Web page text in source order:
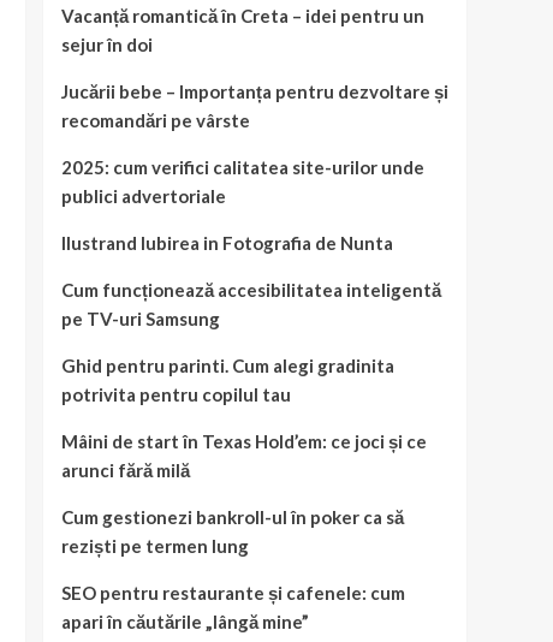
Vacanță romantică în Creta – idei pentru un
sejur în doi
Jucării bebe – Importanța pentru dezvoltare și
recomandări pe vârste
2025: cum verifici calitatea site-urilor unde
publici advertoriale
Ilustrand Iubirea in Fotografia de Nunta
Cum funcționează accesibilitatea inteligentă
pe TV-uri Samsung
Ghid pentru parinti. Cum alegi gradinita
potrivita pentru copilul tau
Mâini de start în Texas Hold’em: ce joci și ce
arunci fără milă
Cum gestionezi bankroll-ul în poker ca să
reziști pe termen lung
SEO pentru restaurante și cafenele: cum
apari în căutările „lângă mine”